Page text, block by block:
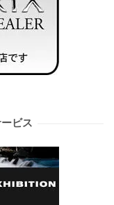
ビス